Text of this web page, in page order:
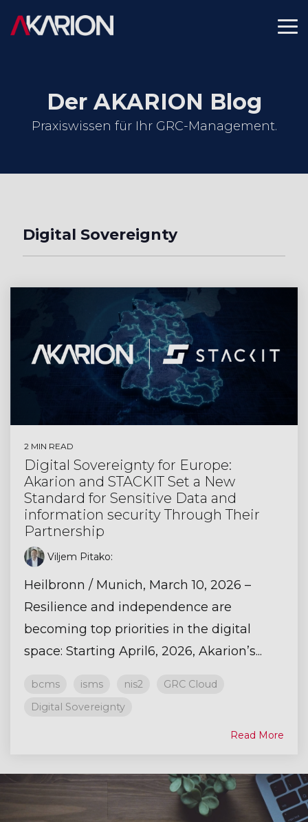
the
Der AKARION Blog
Praxiswissen für Ihr GRC-Management.
Digital Sovereignty
2 MIN READ
Digital Sovereignty for Europe:
Akarion and STACKIT Set a New
Standard for Sensitive Data and
information security Through Their
Partnership
Viljem Pitako:
Heilbronn / Munich, March 10, 2026 –
Resilience and independence are
becoming top priorities in the digital
space: Starting April6, 2026, Akarion’s...
bcms isms nis2
GRC Cloud
Digital Sovereignty
Read More